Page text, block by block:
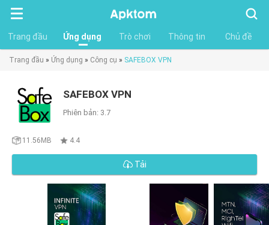
Tìm
kiếm
Trang đầu
Ứng dụng Trò chơi Thông tin Chủ đề
Trang đầu » Ứng dụng » Công cụ » SAFEBOX VPN
SAFEBOX VPN
Phiên bản: 3.7
11.56MB 4.4
Tải